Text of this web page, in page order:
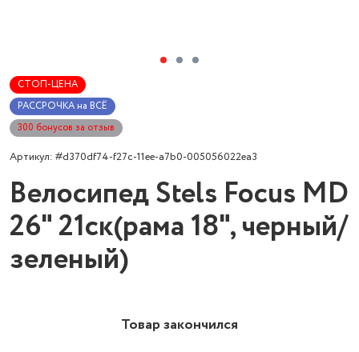
СТОП-ЦЕНА
РАССРОЧКА на ВСЁ
300 бонусов за отзыв
Артикул: #d370df74-f27c-11ee-a7b0-005056022ea3
Велосипед Stels Focus MD
26" 21ск(рама 18", черный/
зеленый)
Товар закончился